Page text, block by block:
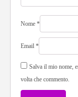
Nome *
Email *
Salva il mio nome,
volta che commento.